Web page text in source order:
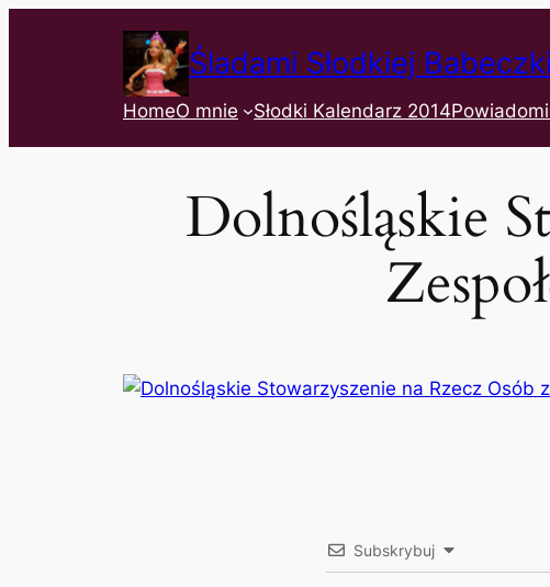
Śladami Słodkiej Babeczki
HomeO mnie Słodki Kalendarz 2014
Dolnośląskie
Subskrybuj